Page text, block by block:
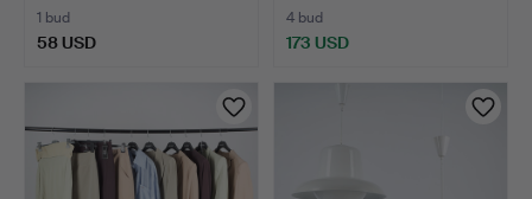
1 bud
58 USD
4 bud
173 USD